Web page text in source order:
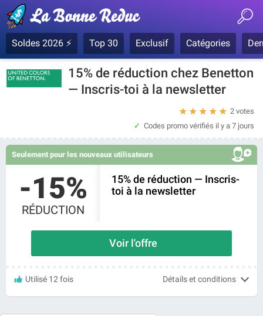
Soldes 2026 ⚡ Top 30 Exclusif Catégories
15% de réduction chez Benetton
— Inscris-toi à la newsletter
2 votes
★
★
★
★
★
Codes promo vérifiés il y a 7 jours
Seulement pour les nouveaux utilisateurs
-15%
RÉDUCTION
15% de réduction — Inscris-
toi à la newsletter
Voir l'offre
Utilisé 12 fois Détails et conditions